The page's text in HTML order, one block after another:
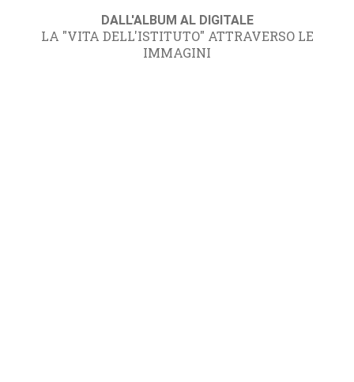
DALL'ALBUM AL DIGITALE
LA "VITA DELL'ISTITUTO" ATTRAVERSO LE
IMMAGINI